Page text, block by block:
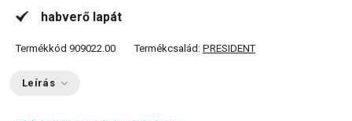
habverő lapát
Termékkód 909022.00 Termékcsalád: PRESIDENT
Leírás